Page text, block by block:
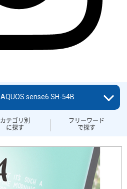
カテゴリ別
に探す
フリーワード
で探す
AQUOS sense6 SH-54B